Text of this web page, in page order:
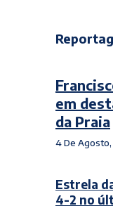
em
da Praia
4 De
Estrela
4-2 no